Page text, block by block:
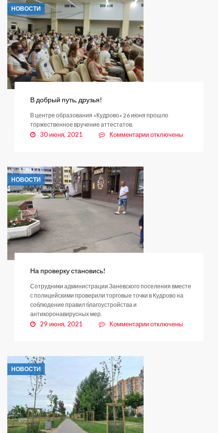
НОВОСТИ
В добрый путь, друзья!
В центре образования «Кудрово» 26 июня прошло
торжественное вручение аттестатов.
30 июня, 2021 Комментариикотключены
НОВОСТИ
На проверку становись!
Сотрудники администрации Заневского поселения вместе
с полицейскими проверили торговые точки в Кудрово на
соблюдение правил благоустройства и
антикоронавирусных мер.
29 июня, 2021 Комментариикотключены
НОВОСТИ